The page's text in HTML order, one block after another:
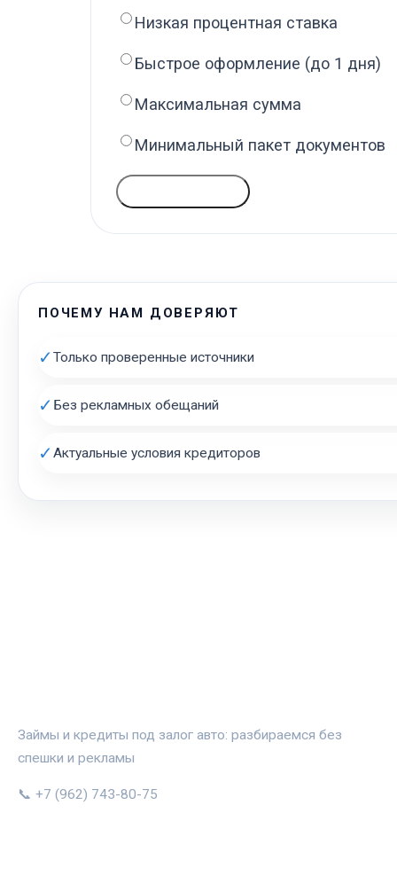
Низкая процентная ставка
Быстрое оформление (до 1 дня)
Максимальная сумма
Минимальный пакет документов
ПОЧЕМУ НАМ ДОВЕРЯЮТ
✓Только проверенные источники
✓ Без рекламных обещаний
✓Актуальные условия кредиторов
Займы и кредиты под залог авто: разбираемся без
спешки и рекламы
📞 +7 (962) 743-80-75